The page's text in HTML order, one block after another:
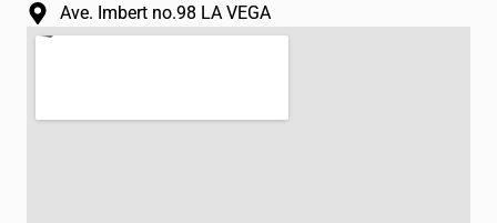
Ave. Imbert no.98 LA VEGA